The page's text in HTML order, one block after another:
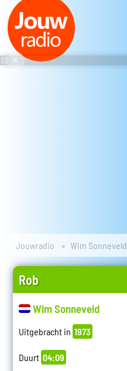
Jouwradio Wim Sonneveld
Rob
Wim Sonneveld
Uitgebracht in 1973
Duurt 04:09